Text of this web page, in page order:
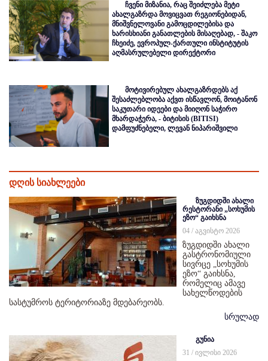
ჩვენი მიზანია, რაც შეიძლება მეტი
ახალგაზრდა მოვიცვათ რეგიონებიდან,
მნიშვნელოვანი გამოცდილებისა და
ხარისხიანი განათლების მისაღებად, - შაკო
ჩხეიძე, ევროპულ-ქართული ინსტიტუტის
აღმასრულებელი დირექტორი
მოტივირებულ ახალგაზრდებს აქ
შესაძლებლობა აქვთ ისწავლონ, მოიტანონ
საკუთარი იდეები და მიიღონ საჭირო
მხარდაჭერა, - ბიტისის (BITISI)
დამფუძნებელი, ლევან ნიპარიშვილი
დღის სიახლეები
ზუგდიდში ახალი
რესტორანი „სოხუმის
ეზო“ გაიხსნა
04 / აგვისტო 2026
ზუგდიდში ახალი
გასტრონომიული
სივრცე „სოხუმის
ეზო“ გაიხსნა,
რომელიც ამავე
სახელწოდების
სასტუმროს ტერიტორიაზე მდებარეობს.
სრულად
გუნია
31 / ივლისი 2026